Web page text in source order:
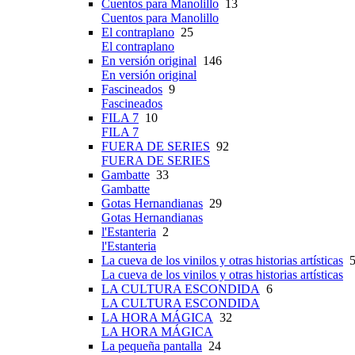
Cuentos para Manolillo 13
Cuentos para Manolillo
El contraplano 25
El contraplano
En versión original 146
En versión original
Fascineados 9
Fascineados
FILA 7 10
FILA 7
FUERA DE SERIES 92
FUERA DE SERIES
Gambatte 33
Gambatte
Gotas Hernandianas 29
Gotas Hernandianas
l'Estanteria 2
l'Estanteria
La cueva de los vinilos y otras historias artísticas
La cueva de los vinilos y otras historias artísticas
LA CULTURA ESCONDIDA 6
LA CULTURA ESCONDIDA
LA HORA MÁGICA 32
LA HORA MÁGICA
La pequeña pantalla 24